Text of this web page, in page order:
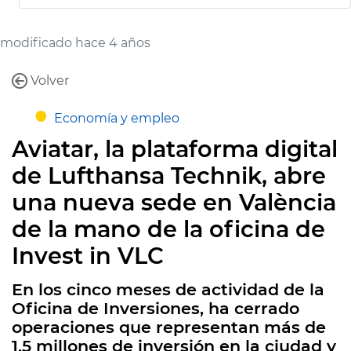
modificado hace 4 años
Volver
Economía y empleo
Aviatar, la plataforma digital
de Lufthansa Technik, abre
una nueva sede en València
de la mano de la oficina de
Invest in VLC
En los cinco meses de actividad de la
Oficina de Inversiones, ha cerrado
operaciones que representan más de
1,5 millones de inversión en la ciudad y